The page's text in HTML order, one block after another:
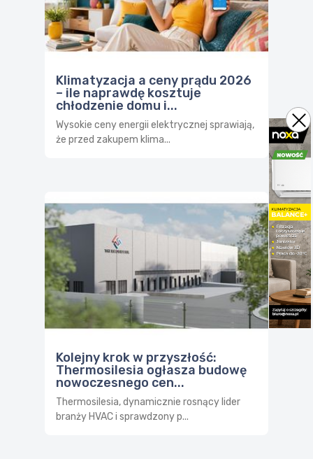
Klimatyzacja a ceny prądu 2026
– ile naprawdę kosztuje
chłodzenie domu i...
Wysokie ceny energii elektrycznej sprawiają,
że przed zakupem klima...
Kolejny krok w przyszłość:
Thermosilesia ogłasza budowę
nowoczesnego cen...
Thermosilesia, dynamicznie rosnący lider
branży HVAC i sprawdzony p...